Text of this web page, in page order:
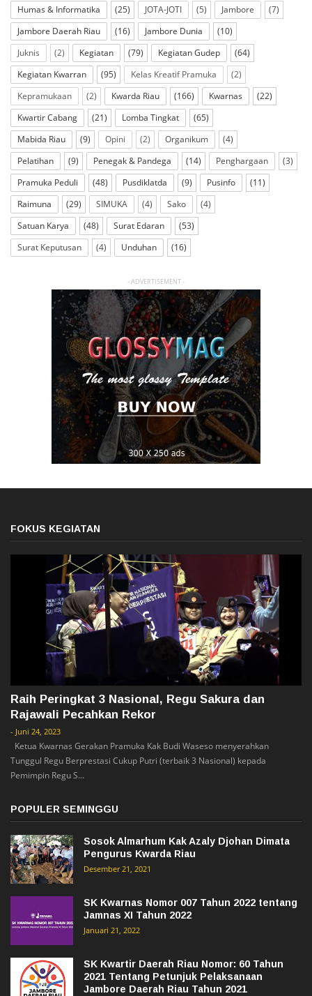
Humas & Informatika
(25) JOTA-JOTI (5) Jambore
(7)
Jambore Daerah Riau
(16) Jambore Dunia
(10)
Juknis
(2) Kegiatan (79) Kegiatan Gudep
(64)
Kegiatan Kwarran
(95) Kelas Kreatif Pramuka
(2)
Kepramukaan
(2) Kwarda Riau (166) Kwarnas
(22)
Kwartir Cabang
(21) Lomba Tingkat
(65)
Mabida Riau
(9) Opini (2) Organikum
(4)
Pelatihan
(9) Penegak & Pandega (14) Penghargaan
(3)
Pramuka Peduli
(48) Pusdiklatda (9) Pusinfo
(11)
Raimuna
(29) SIMUKA (4) Sako
(4)
Satuan Karya
(48) Surat Edaran
(53)
Surat Keputusan
(4) Unduhan (16)
- ADVERTISEMENT -
FOKUS KEGIATAN
Raih Peringkat 3 Nasional, Regu Sakura dan
Rajawali Pecahkan Rekor
- Juni 24, 2023
Ketua Kwarnas Gerakan Pramuka Kak Budi Waseso menyerahkan
Tunggul Regu Berprestasi Cukup Putri (terbaik 3 Nasional) kepada
Pemimpin Regu S...
POPULER SEMINGGU
Sosok Almarhum Kak Azaly Djohan Dimata
Pengurus Kwarda Riau
Desember 21, 2021
SK Kwarnas Nomor 007 Tahun 2022 tentang
Jamnas XI Tahun 2022
Januari 21, 2022
SK Kwartir Daerah Riau Nomor: 60 Tahun
2021 Tentang Petunjuk Pelaksanaan
Jambore Daerah Riau Tahun 2021